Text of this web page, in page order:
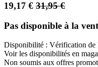
19,17 € 31,95€
Pas disponible à la
Disponibilité : Vérification de
Voir les disponibilités en
Non soumis aux offres